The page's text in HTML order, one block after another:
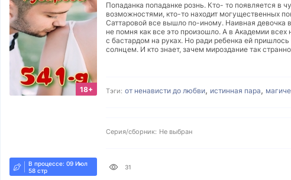
18+
Попаданка попаданке рознь. Кто- то появляется в
возможностями, кто-то находит могущественных
Саттаровой все вышло по-иному. Наивная девочка
не помня как все это произошло. А в Академии
с бастардом на руках. Но ради ребенка ей
солнцем. И кто знает, зачем мироздание так
Тэги: от ненависти до любви, истинная пара,
Серия/сборник: Не выбран
В процессе: 09 Июл
58 стр
31